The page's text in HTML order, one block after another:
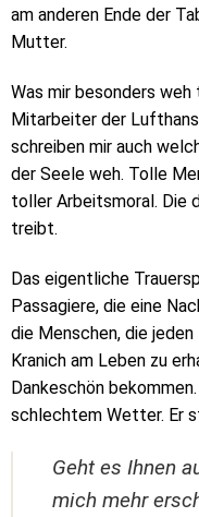
am anderen Ende der
Mutter.
Was mir besonders
Mitarbeiter der
schreiben mir auch
der Seele weh. Tolle
toller Arbeitsmoral. Die
treibt.
Das eigentliche
Passagiere, die eine
die Menschen, die
Kranich am Leben zu
Dankeschön
schlechtem Wetter. Er
Geht es Ihnen
mich mehr